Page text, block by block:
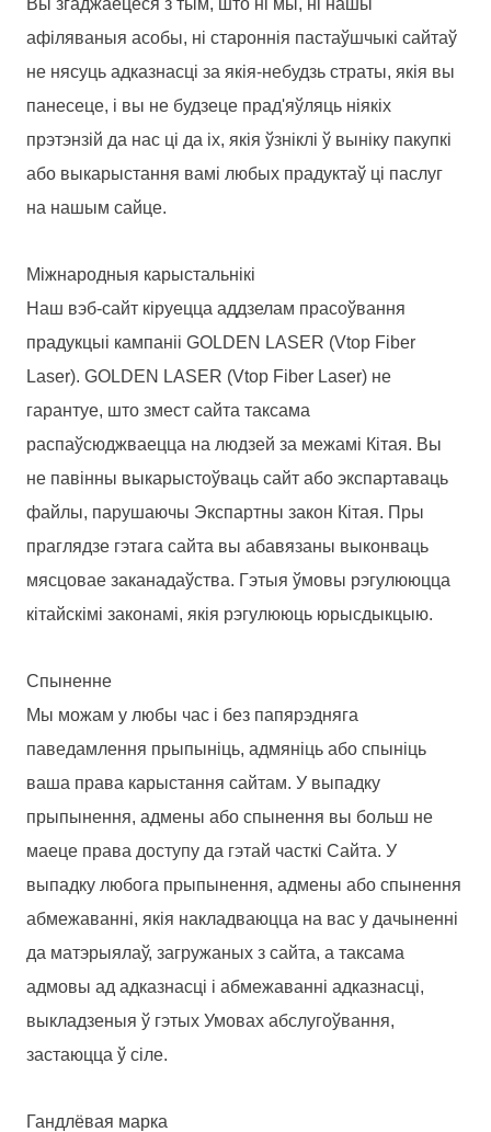
Вы згаджаецеся з тым, што ні мы, ні нашы
афіляваныя асобы, ні староннія пастаўшчыкі сайтаў
не нясуць адказнасці за якія-небудзь страты, якія вы
панесеце, і вы не будзеце прад'яўляць ніякіх
прэтэнзій да нас ці да іх, якія ўзніклі ў выніку пакупкі
або выкарыстання вамі любых прадуктаў ці паслуг
на нашым сайце.
Міжнародныя карыстальнікі
Наш вэб-сайт кіруецца аддзелам прасоўвання
прадукцыі кампаніі GOLDEN LASER (Vtop Fiber
Laser). GOLDEN LASER (Vtop Fiber Laser) не
гарантуе, што змест сайта таксама
распаўсюджваецца на людзей за межамі Кітая. Вы
не павінны выкарыстоўваць сайт або экспартаваць
файлы, парушаючы Экспартны закон Кітая. Пры
праглядзе гэтага сайта вы абавязаны выконваць
мясцовае заканадаўства. Гэтыя ўмовы рэгулююцца
кітайскімі законамі, якія рэгулююць юрысдыкцыю.
Спыненне
Мы можам у любы час і без папярэдняга
паведамлення прыпыніць, адмяніць або спыніць
ваша права карыстання сайтам. У выпадку
прыпынення, адмены або спынення вы больш не
маеце права доступу да гэтай часткі Сайта. У
выпадку любога прыпынення, адмены або спынення
абмежаванні, якія накладваюцца на вас у дачыненні
да матэрыялаў, загружаных з сайта, а таксама
адмовы ад адказнасці і абмежаванні адказнасці,
выкладзеныя ў гэтых Умовах абслугоўвання,
застаюцца ў сіле.
Гандлёвая марка